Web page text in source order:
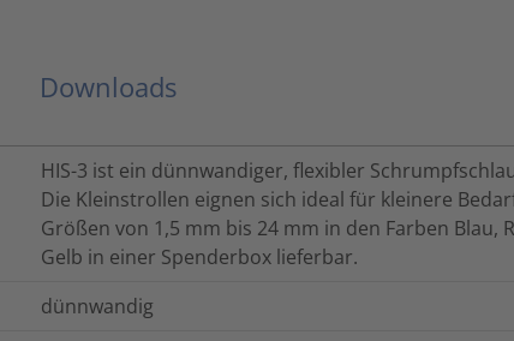
Downloads
HIS-3 ist ein dünnwandiger, flexibler
Die Kleinstrollen eignen sich ideal für kleinere
Größen von 1,5 mm bis 24 mm in den Farben Blau,
Gelb in einer Spenderbox lieferbar.
dünnwandig